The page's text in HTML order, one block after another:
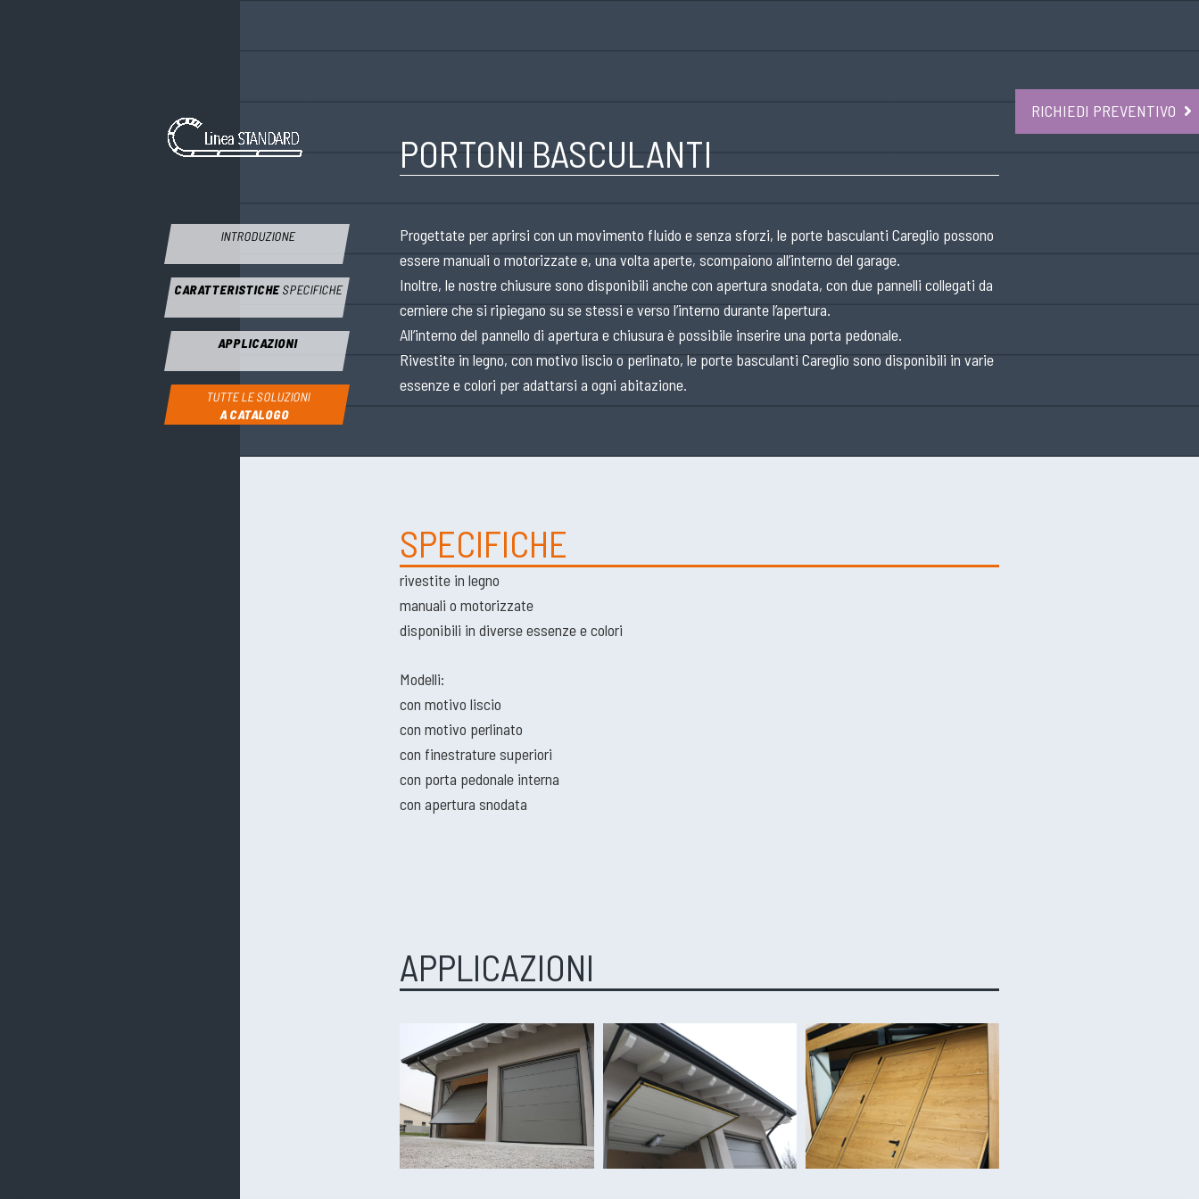
INTRODUZIONE
CARATTERISTICHESPECIFICHE
APPLICAZIONI
TUTTE LE SOLUZIONI
A CATALOGO
PORTONI BASCULANTI
Progettate per aprirsi con un movimento fluido e senza sforzi, le porte basculanti Careglio possono
essere manuali o motorizzate e, una volta aperte, scompaiono all’interno del garage.
Inoltre, le nostre chiusure sono disponibili anche con apertura snodata, con due pannelli collegati da
cerniere che si ripiegano su se stessi e verso l’interno durante l’apertura.
All’interno del pannello di apertura e chiusura è possibile inserire una porta pedonale.
Rivestite in legno, con motivo liscio o perlinato, le porte basculanti Careglio sono disponibili in varie
essenze e colori per adattarsi a ogni abitazione.
SPECIFICHE
rivestite in legno
manuali o motorizzate
disponibili in diverse essenze e colori
Modelli:
con motivo liscio
con motivo perlinato
con finestrature superiori
con porta pedonale interna
con apertura snodata
APPLICAZIONI
RICHIEDI PREVENTIVO